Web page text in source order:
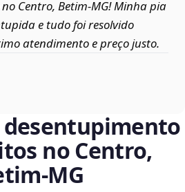
Centro, Betim‑MG! Minha pia
e tudo foi resolvido
atendimento e preço justo.
desentupimento
no Centro,